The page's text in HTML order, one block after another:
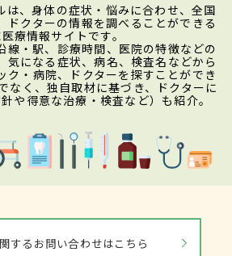
は、身体の症状・悩みに合わせ、全国
ドクターの情報を調べることができる
療情報サイトです。
線・駅、診療時間、医院の特徴などの
気になる症状、病名、検査名などから
ク・病院、ドクターを探すことができ
なく、独自取材に基づき、ドクターに
や得意な治療・検査など）も紹介。
するお問い合わせはこちら